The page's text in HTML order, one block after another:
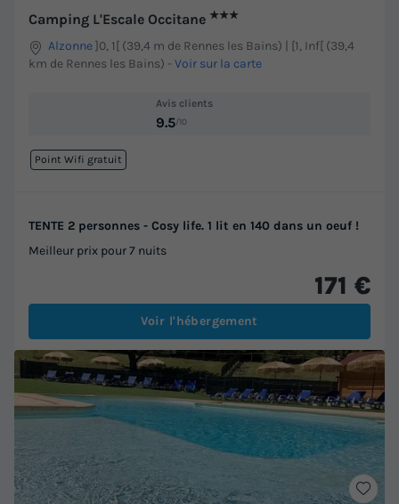
Camping L'Escale Occitane ★★★
Alzonne]0, 1[ (39,4 m de Rennes les Bains) | [1, Inf[ (39,4
km de Rennes les Bains) - Voir sur la carte
Avis clients
9.5/10
Point Wifi gratuit
TENTE 2 personnes - Cosy life. 1 lit en 140 dans un oeuf !
Meilleur prix pour 7 nuits
171 €
Voir l'hébergement